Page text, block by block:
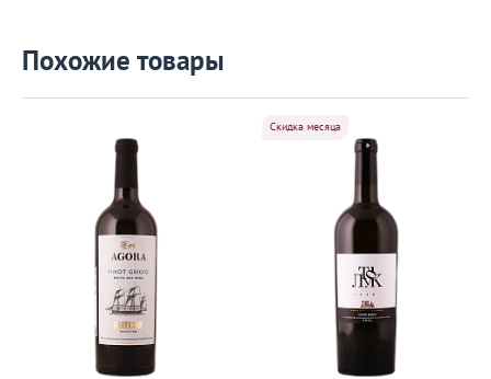
Похожие товары
Скидка месяца